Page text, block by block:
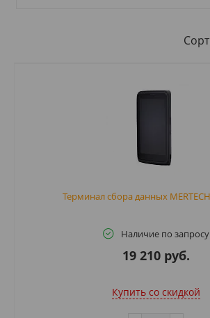
Терминал сбора данных
Наличие по запросу
19 210 руб.
Купить cо скидкой